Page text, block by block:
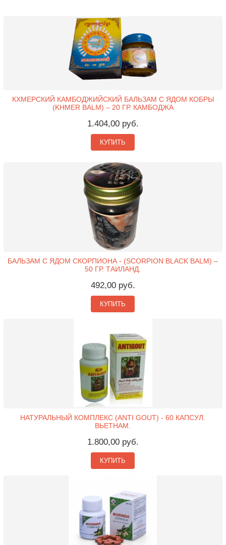
КХМЕРСКИЙ КАМБОДЖИЙСКИЙ БАЛЬЗАМ С ЯДОМ КОБРЫ
(KHMER BALM) – 20 ГР. КАМБОДЖА
1.404,00 руб.
КУПИТЬ
БАЛЬЗАМ С ЯДОМ СКОРПИОНА - (SCORPION BLACK BALM) –
50 ГР. ТАИЛАНД.
492,00 руб.
КУПИТЬ
НАТУРАЛЬНЫЙ КОМПЛЕКС (ANTI GOUT) - 60 КАПСУЛ.
ВЬЕТНАМ.
1.800,00 руб.
КУПИТЬ